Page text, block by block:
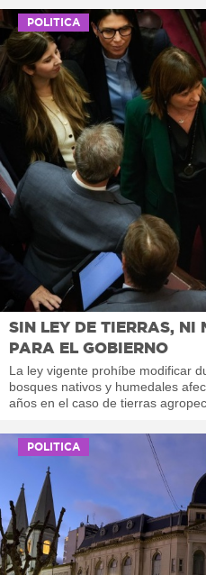
POLITICA
SIN LEY DE TIERRAS, NI
PARA EL GOBIERNO
La ley vigente prohíbe modificar
bosques nativos y humedales
años en el caso de tierras
POLITICA